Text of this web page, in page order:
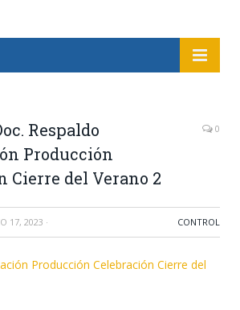
Respaldo
Producción
Cierre del Verano 2
0
17, 2023 · CONTROL
Producción Celebración Cierre del